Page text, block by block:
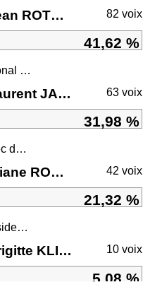
Liste conduite par Jean ROTTNER 82 voix
41,62 %
RN - Rassemblement national et ses alliés
Liste conduite par Laurent JACOBELLI 63 voix
31,98 %
UGE - Union à gauche avec des écologistes
Liste conduite par Eliane ROMANI 42 voix
21,32 %
DVC - Divers centre et dissidents Ensemble
Liste conduite par Brigitte KLINKERT 10 voix
5,08 %